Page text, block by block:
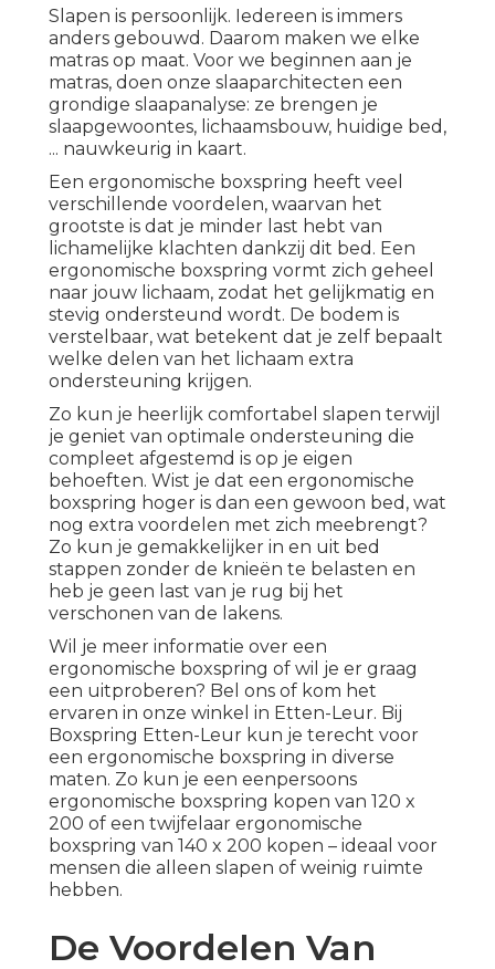
Slapen is persoonlijk. Iedereen is immers
anders gebouwd. Daarom maken we elke
matras op maat. Voor we beginnen aan je
matras, doen onze slaaparchitecten een
grondige slaapanalyse: ze brengen je
slaapgewoontes, lichaamsbouw, huidige bed,
... nauwkeurig in kaart.
Een ergonomische boxspring heeft veel
verschillende voordelen, waarvan het
grootste is dat je minder last hebt van
lichamelijke klachten dankzij dit bed. Een
ergonomische boxspring vormt zich geheel
naar jouw lichaam, zodat het gelijkmatig en
stevig ondersteund wordt. De bodem is
verstelbaar, wat betekent dat je zelf bepaalt
welke delen van het lichaam extra
ondersteuning krijgen.
Zo kun je heerlijk comfortabel slapen terwijl
je geniet van optimale ondersteuning die
compleet afgestemd is op je eigen
behoeften. Wist je dat een ergonomische
boxspring hoger is dan een gewoon bed, wat
nog extra voordelen met zich meebrengt?
Zo kun je gemakkelijker in en uit bed
stappen zonder de knieën te belasten en
heb je geen last van je rug bij het
verschonen van de lakens.
Wil je meer informatie over een
ergonomische boxspring of wil je er graag
een uitproberen? Bel ons of kom het
ervaren in onze winkel in Etten-Leur. Bij
Boxspring Etten-Leur kun je terecht voor
een ergonomische boxspring in diverse
maten. Zo kun je een eenpersoons
ergonomische boxspring kopen van 120 x
200 of een twijfelaar ergonomische
boxspring van 140 x 200 kopen – ideaal voor
mensen die alleen slapen of weinig ruimte
hebben.
De Voordelen Van